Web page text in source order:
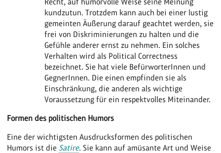
kundzutun. Trotzdem kann auch bei einer lustig
gemeinten Äußerung darauf geachtet werden, sie
frei von Diskriminierungen zu halten und die
Gefühle anderer ernst zu nehmen. Ein solches
Verhalten wird als Political Correctness
bezeichnet. Sie hat viele BefürworterInnen und
GegnerInnen. Die einen empfinden sie als
Einschränkung, die anderen als wichtige
Voraussetzung für ein respektvolles Miteinander.
Formen des politischen Humors
Eine der wichtigsten Ausdrucksformen des politischen
Humors ist die Satire. Sie kann auf amüsante Art und Weise